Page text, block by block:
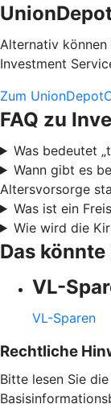
Alternativ
Investment
Zum
FAQ zu
Was bedeutet
Wann gibt es
Altersvorsorge
Was ist ein
Wie wird die
Das
VL-
VL-Sparen
Rechtliche
Bitte lesen Sie